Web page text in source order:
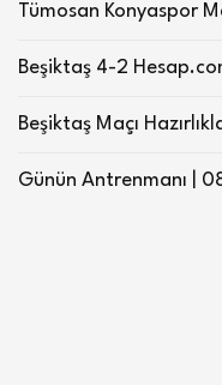
Tümosan Konyaspor
Beşiktaş 4-2
Beşiktaş Maçı
Günün Antrenmanı |